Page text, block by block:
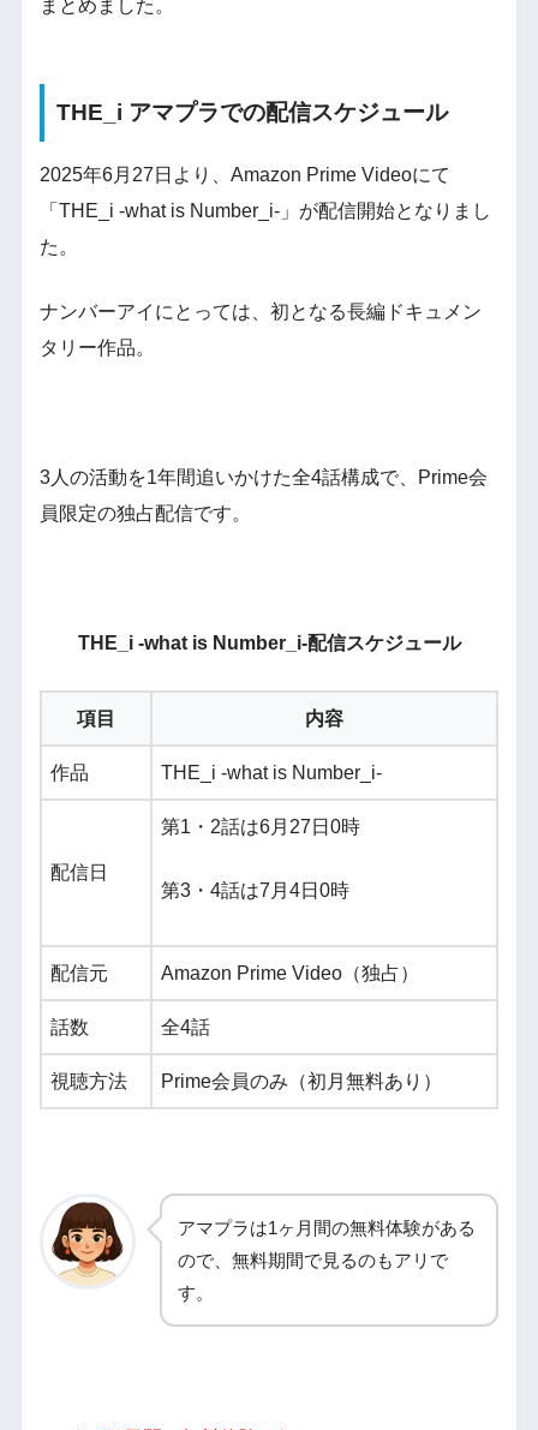
まとめました。
THE_i アマプラでの配信スケジュール
2025年6月27日より、Amazon Prime Videoにて
「THE_i -what is Number_i-」が配信開始となりまし
た。
ナンバーアイにとっては、初となる長編ドキュメン
タリー作品。
3人の活動を1年間追いかけた全4話構成で、Prime会
員限定の独占配信です。
THE_i -what is Number_i-配信スケジュール
項目 内容
作品 THE_i -what is Number_i-
配信日
第1・2話は6月27日0時
第3・4話は7月4日0時
配信元 Amazon Prime Video（独占）
話数 全4話
視聴方法 Prime会員のみ（初月無料あり）
アマプラは1ヶ月間の無料体験がある
ので、無料期間で見るのもアリで
す。